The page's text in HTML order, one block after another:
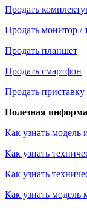
Продать
Продать монитор /
Продать планшет
Продать смартфон
Продать приставку
Полезная
Как узнать
Как узнать
Как узнать
Как узнать модель